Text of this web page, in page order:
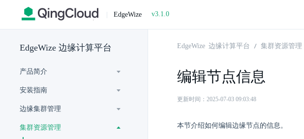
| EdgeWize v3.1.0
EdgeWize 边缘计算平台
产品简介
安装指南
边缘集群管理
集群资源管理
EdgeWize 边缘计算平台 集群资源管理
编辑节点信息
更新时间：2025-07-03 09:03:48
本节介绍如何编辑边缘节点的信息。